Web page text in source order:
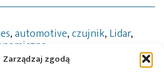
Zarządzaj zgodą
,automotive,czujnik, Lidar,